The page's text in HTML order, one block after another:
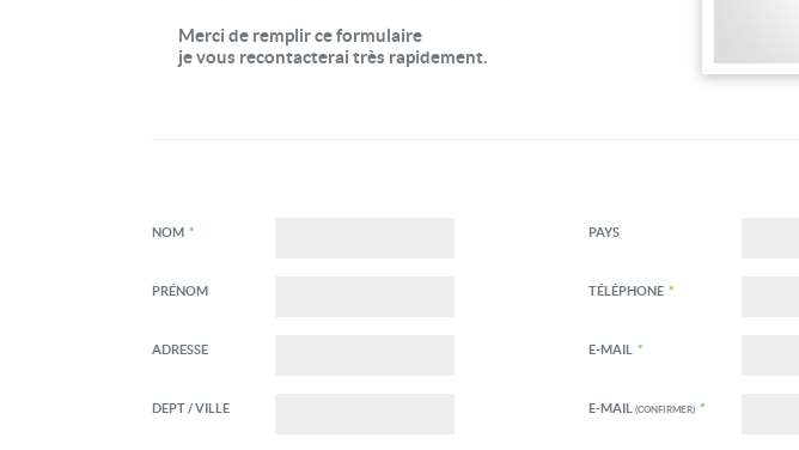
Merci de remplir ce formulaire
je vous recontacterai très rapidement.
NOM *
PRÉNOM
ADRESSE
DEPT / VILLE
PAYS
TÉLÉPHONE *
E-MAIL *
E-MAIL(CONFIRMER) *